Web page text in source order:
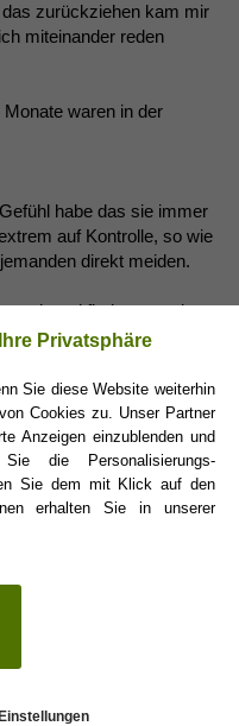
zurückziehen kam mir
miteinander reden
waren in der
habe das sie immer
auf Kontrolle, so wie
direkt meiden.
und finde es cool von
ich ihr auch
schreiben da sie etwas
(02.03.2018 10:18)
hinter so einer
Partners nicht mal
Privatsphäre
Sie diese Website weiterhin
Cookies zu. Unser Partner
Anzeigen einzublenden und
die Personalisierungs-
Sie dem mit Klick auf den
erhalten Sie in unserer